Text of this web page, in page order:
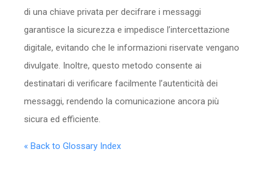
di una chiave privata per decifrare i messaggi
garantisce la sicurezza e impedisce l’intercettazione
digitale, evitando che le informazioni riservate vengano
divulgate. Inoltre, questo metodo consente ai
destinatari di verificare facilmente l’autenticità dei
messaggi, rendendo la comunicazione ancora più
sicura ed efficiente.
« Back to Glossary Index